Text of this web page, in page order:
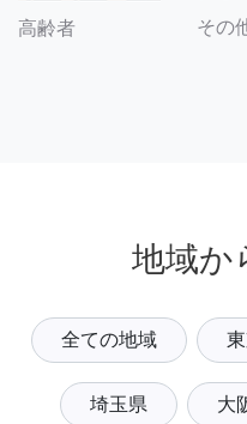
高齢者 その
地域か
全ての地域
埼玉県 大